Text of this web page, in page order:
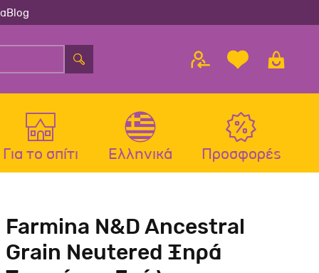
Blog
Μπολ-Ταιστρες-Ποτίστρες Σκύλου
Περιλαίμια Σκύλου
Μπολ-Ταιστρες-Ποτίστρες Γάτας
Περιλαίμια-Σαμαράκια Γάτας
Για το σπίτι Ελληνικά Προσφορές
Farmina N&D Ancestral
Grain Neutered Ξηρά